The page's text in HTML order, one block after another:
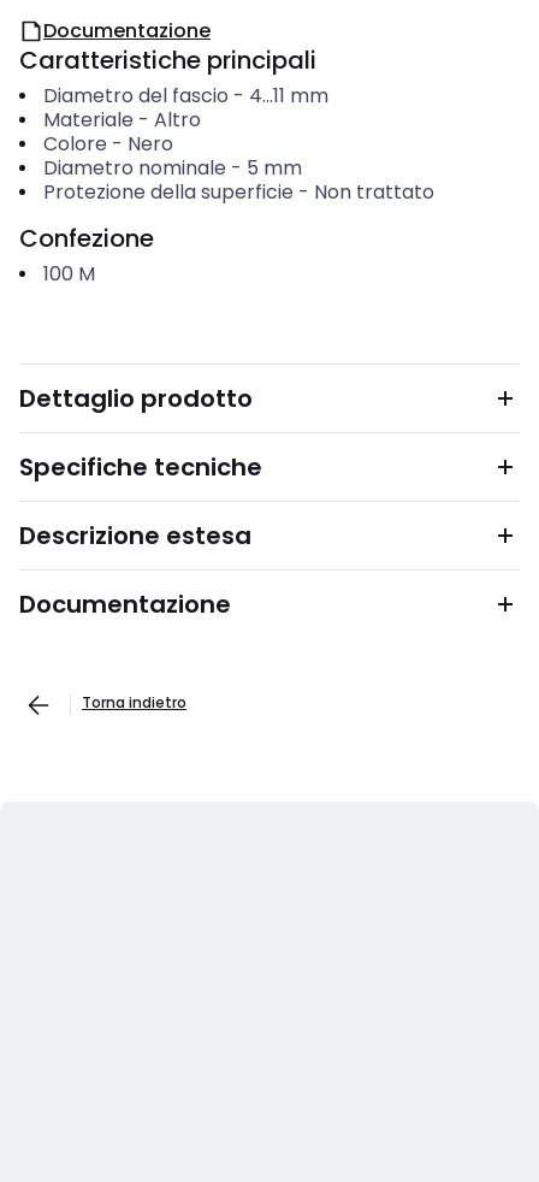
Documentazione
Caratteristiche principali
Diametro del fascio - 4...11 mm
Materiale - Altro
Colore - Nero
Diametro nominale - 5 mm
Protezione della superficie - Non trattato
Confezione
100 M
Dettaglio prodotto
Specifiche tecniche
Descrizione estesa
Documentazione
Torna indietro